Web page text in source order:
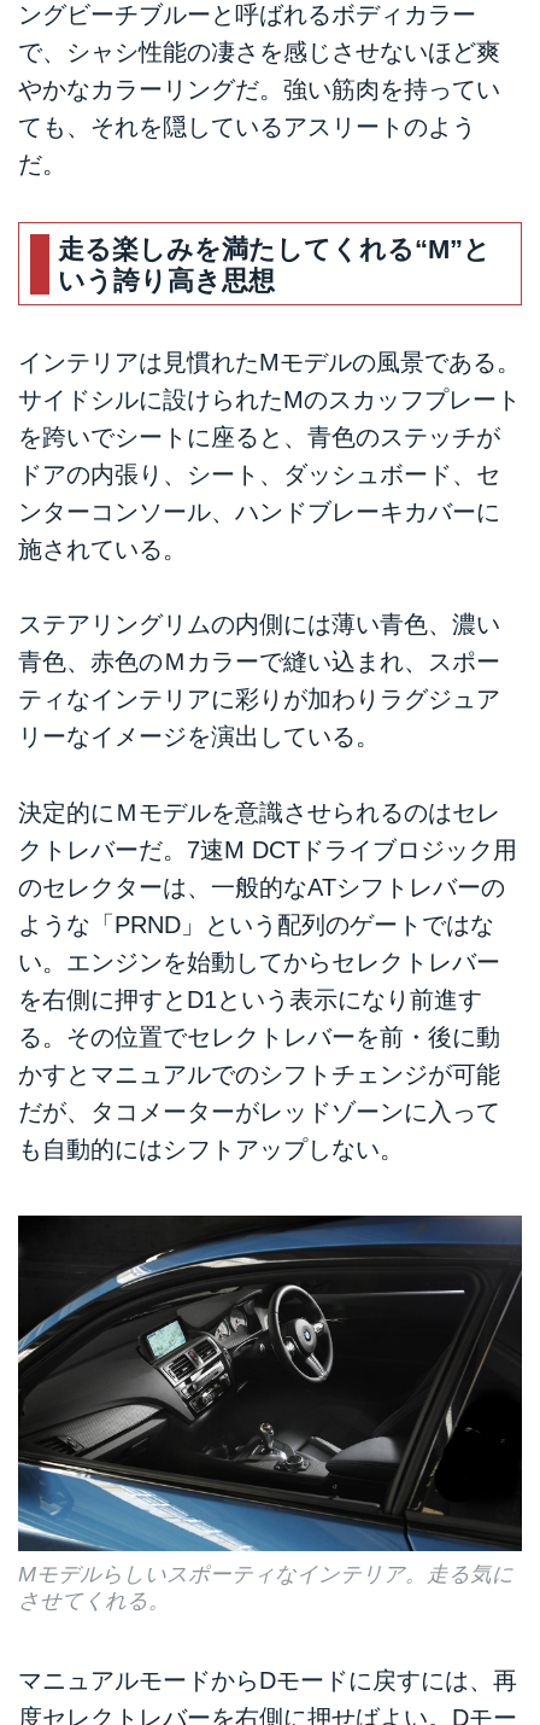
ングビーチブルーと呼ばれるボディカラー
で、シャシ性能の凄さを感じさせないほど爽
やかなカラーリングだ。強い筋肉を持ってい
ても、それを隠しているアスリートのよう
だ。
走る楽しみを満たしてくれる“M”と
いう誇り高き思想
インテリアは見慣れたMモデルの風景である。
サイドシルに設けられたMのスカッフプレート
を跨いでシートに座ると、青色のステッチが
ドアの内張り、シート、ダッシュボード、セ
ンターコンソール、ハンドブレーキカバーに
施されている。
ステアリングリムの内側には薄い青色、濃い
青色、赤色のＭカラーで縫い込まれ、スポー
ティなインテリアに彩りが加わりラグジュア
リーなイメージを演出している。
決定的にＭモデルを意識させられるのはセレ
クトレバーだ。7速M DCTドライブロジック用
のセレクターは、一般的なATシフトレバーの
ような「PRND」という配列のゲートではな
い。エンジンを始動してからセレクトレバー
を右側に押すとD1という表示になり前進す
る。その位置でセレクトレバーを前・後に動
かすとマニュアルでのシフトチェンジが可能
だが、タコメーターがレッドゾーンに入って
も自動的にはシフトアップしない。
Mモデルらしいスポーティなインテリア。走る気に
させてくれる。
マニュアルモードからDモードに戻すには、再
度セレクトレバーを右側に押せばよい。Dモー